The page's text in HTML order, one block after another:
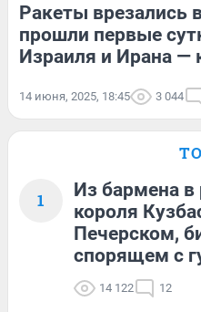
Ракеты врезались
прошли первые
Израиля и Ирана —
14 июня, 2025, 18:45 3 044
1
Из бармена в
короля
Печерском,
спорящем с
14 122 12